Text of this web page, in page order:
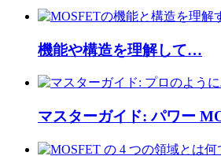
機能や構造を理解して…
マスターガイド: パワー